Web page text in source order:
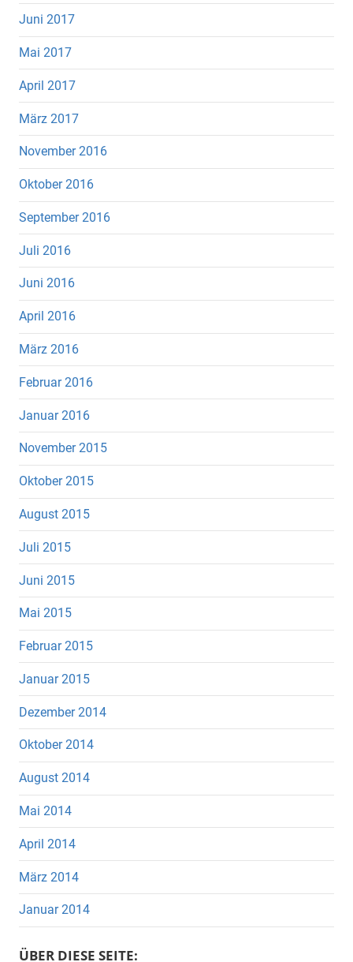
Juni 2017
Mai 2017
April 2017
März 2017
November 2016
Oktober 2016
September 2016
Juli 2016
Juni 2016
April 2016
März 2016
Februar 2016
Januar 2016
November 2015
Oktober 2015
August 2015
Juli 2015
Juni 2015
Mai 2015
Februar 2015
Januar 2015
Dezember 2014
Oktober 2014
August 2014
Mai 2014
April 2014
März 2014
Januar 2014
ÜBER DIESE SEITE: